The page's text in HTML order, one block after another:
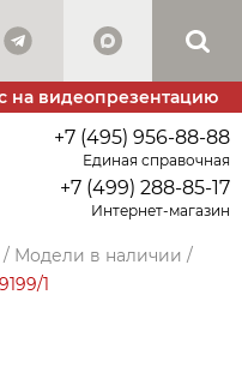
на видеопрезентацию
+7 (495) 956-88-88
Единая справочная
+7 (499) 288-85-17
Интернет-магазин
/ Модели в наличии /
1